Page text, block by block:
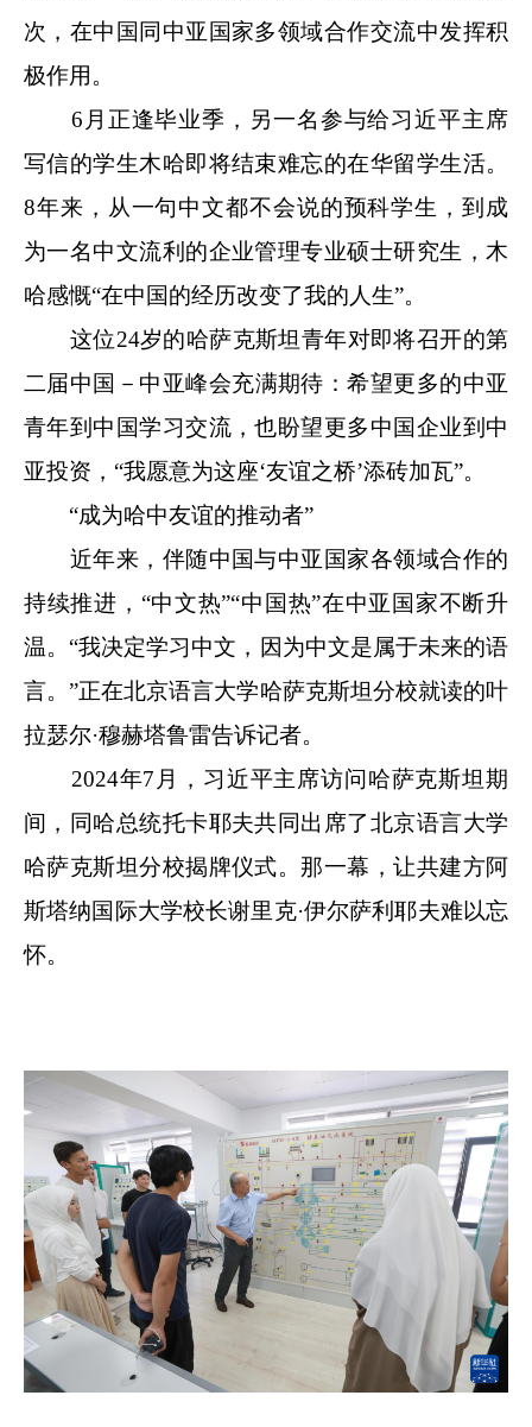
次，在中国同中亚国家多领域合作交流中发挥积
极作用。
6月正逢毕业季，另一名参与给习近平主席
写信的学生木哈即将结束难忘的在华留学生活。
8年来，从一句中文都不会说的预科学生，到成
为一名中文流利的企业管理专业硕士研究生，木
哈感慨“在中国的经历改变了我的人生”。
这位24岁的哈萨克斯坦青年对即将召开的第
二届中国－中亚峰会充满期待：希望更多的中亚
青年到中国学习交流，也盼望更多中国企业到中
亚投资，“我愿意为这座‘友谊之桥’添砖加瓦”。
“成为哈中友谊的推动者”
近年来，伴随中国与中亚国家各领域合作的
持续推进，“中文热”“中国热”在中亚国家不断升
温。“我决定学习中文，因为中文是属于未来的语
言。”正在北京语言大学哈萨克斯坦分校就读的叶
拉瑟尔·穆赫塔鲁雷告诉记者。
2024年7月，习近平主席访问哈萨克斯坦期
间，同哈总统托卡耶夫共同出席了北京语言大学
哈萨克斯坦分校揭牌仪式。那一幕，让共建方阿
斯塔纳国际大学校长谢里克·伊尔萨利耶夫难以忘
怀。